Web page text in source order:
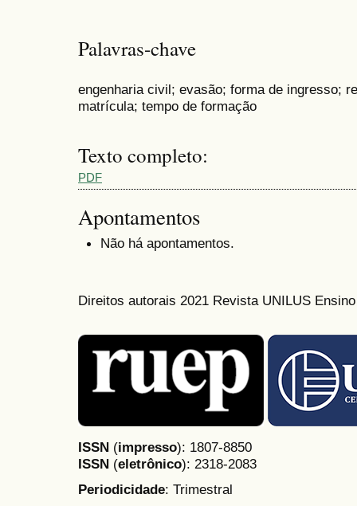
Palavras-chave
engenharia civil; evasão; forma de ingresso;
matrícula; tempo de formação
Texto completo:
PDF
Apontamentos
Não há apontamentos.
Direitos autorais 2021 Revista UNILUS
ISSN (impresso): 1807-8850
ISSN (eletrônico): 2318-2083
Periodicidade: Trimestral